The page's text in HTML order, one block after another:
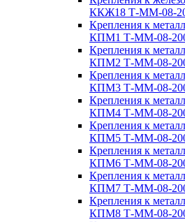
ККЖ18 Т-ММ-08-
Крепления к
КПМ1 Т-ММ-08-
Крепления к
КПМ2 Т-ММ-08-
Крепления к
КПМ3 Т-ММ-08-
Крепления к
КПМ4 Т-ММ-08-
Крепления к
КПМ5 Т-ММ-08-
Крепления к
КПМ6 Т-ММ-08-
Крепления к
КПМ7 Т-ММ-08-
Крепления к
КПМ8 Т-ММ-08-